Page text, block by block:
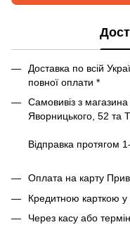
Доставка по всій
повної оплати *
Самовивіз з
Яворницького, 52 та
Відправка протягом
Оплата на карту
Кредитною карткою у
Через касу або